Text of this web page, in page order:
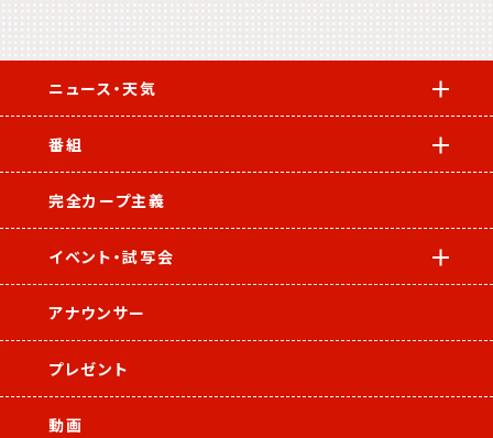
ニュース・天気
番組
完全カープ主義
イベント・試写会
アナウンサー
プレゼント
動画